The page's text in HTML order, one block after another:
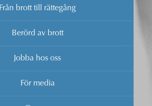
Från brott till rättegång
Berörd av brott
Jobba hos oss
För media